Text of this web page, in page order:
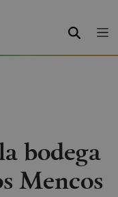
BUSCAR
bodega
Mencos